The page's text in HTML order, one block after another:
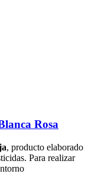
Rosa
, producto elaborado
Para realizar